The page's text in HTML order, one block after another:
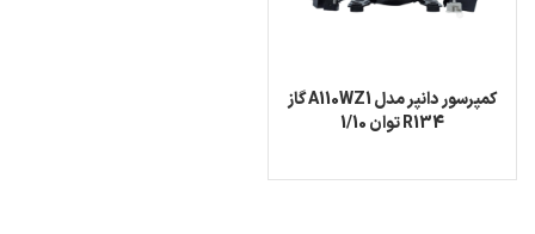
کمپرسور دانپر مدل A110WZ1 گاز
R134 توان 1/10